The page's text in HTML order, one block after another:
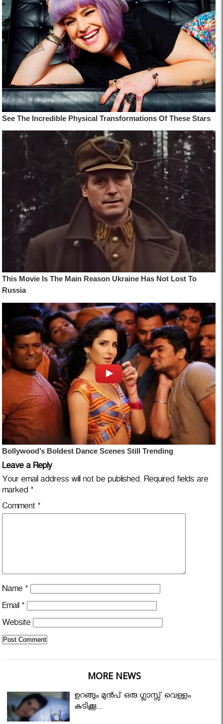
Leave a Reply
Your email address will not be published. Required fields are
marked *
Comment *
Name *
Email *
Website
MORE NEWS
ഉറങ്ങും മുന്‍പ് ഒരു ഗ്ലാസ്സ് വെള്ളം
കുടിക്കൂ...